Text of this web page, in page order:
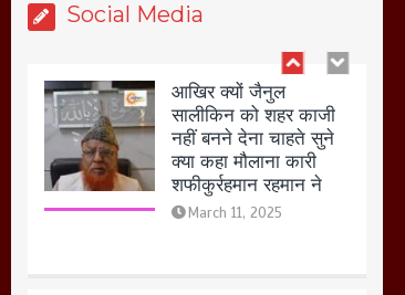
Social Media
बिजली विभाग से परेशान
होकर बागपत में एक संत ने
सरकार को दी आमरण
अनशन की चेतावनी
March 8, 2025